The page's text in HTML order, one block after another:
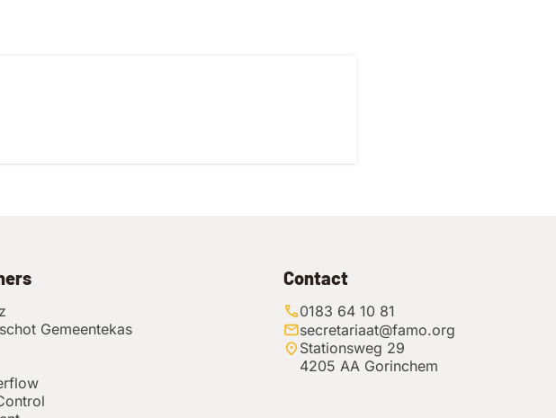
Gemeentekas
Contact
0183 64 10 81
secretariaat@famo.org
Stationsweg 29
4205 AA Gorinchem